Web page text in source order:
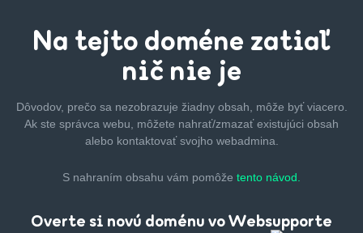
Na tejto doméne zatiaľ
nič nie je
Dôvodov, prečo sa nezobrazuje žiadny obsah, môže byťviacero.
Ak ste správca webu, môžete nahrať/zmazaťexistujúci obsah
alebo kontaktovať svojho webadmina.
S nahraním obsahu vám pomôže tento návod.
Overte si novú doménu vo Websupporte